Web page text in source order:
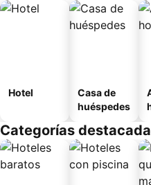
Hotel
Casa de
huéspedes
Categorías